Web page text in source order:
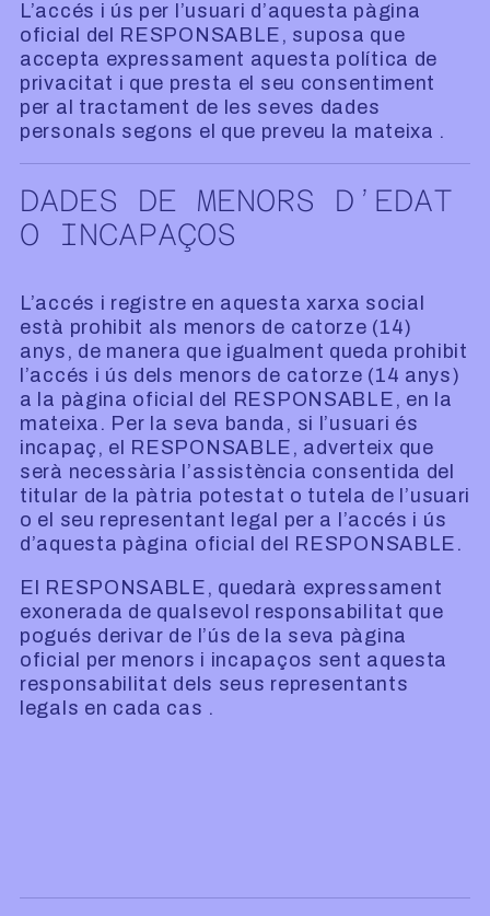
L’accés i ús per l’usuari d’aquesta pàgina
oficial del RESPONSABLE, suposa que
accepta expressament aquesta política de
privacitat i que presta el seu consentiment
per al tractament de les seves dades
personals segons el que preveu la mateixa .
DADES DE MENORS D’EDAT
O INCAPAÇOS
L’accés i registre en aquesta xarxa social
està prohibit als menors de catorze (14)
anys, de manera que igualment queda prohibit
l’accés i ús dels menors de catorze (14 anys)
a la pàgina oficial del RESPONSABLE, en la
mateixa. Per la seva banda, si l’usuari és
incapaç, el RESPONSABLE, adverteix que
serà necessària l’assistència consentida del
titular de la pàtria potestat o tutela de l’usuari
o el seu representant legal per a l’accés i ús
d’aquesta pàgina oficial del RESPONSABLE.
El RESPONSABLE, quedarà expressament
exonerada de qualsevol responsabilitat que
pogués derivar de l’ús de la seva pàgina
oficial per menors i incapaços sent aquesta
responsabilitat dels seus representants
legals en cada cas .